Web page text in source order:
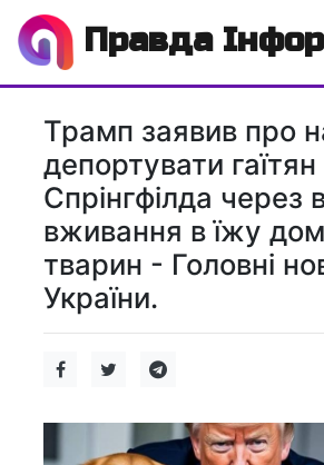
Правда
Трамп заявив про
депортувати гаїтян
Спрінгфілда через
вживання в їжу
тварин - Головні
України.